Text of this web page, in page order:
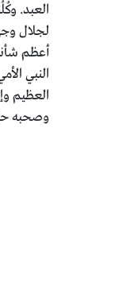
العبد.
لجلال
أعظم
النبي
العظيم
وصحبه